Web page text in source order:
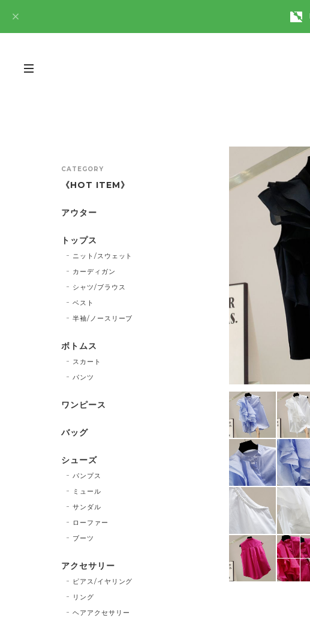
CATEGORY
《HOT ITEM》
アウター
トップス
ニット/スウェット
カーディガン
シャツ/ブラウス
ベスト
半袖/ノースリーブ
ボトムス
スカート
パンツ
ワンピース
バッグ
シューズ
パンプス
ミュール
サンダル
ローファー
ブーツ
アクセサリー
ピアス/イヤリング
リング
ヘアアクセサリー